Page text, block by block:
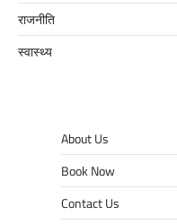
राजनीति
स्वास्थ्य
About Us
Book Now
Contact Us